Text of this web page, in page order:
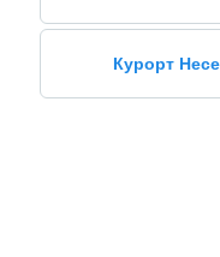
Курорт